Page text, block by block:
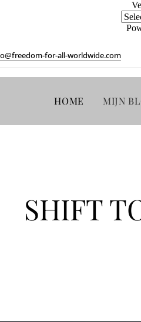
for-all-worldwide.com
HOME MIJN
SHIFT